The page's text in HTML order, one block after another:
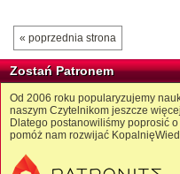
« poprzednia strona
Zostań Patronem
Od 2006 roku popularyzujemy
naszym Czytelnikom jeszcze
Dlatego postanowiliśmy poprosić
pomóż nam rozwijać